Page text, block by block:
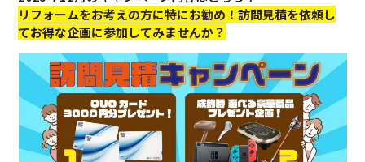
リフォームをお考えの方に特にお勧め！訪問見積を依頼し
てお得な企画に参加してみませんか？